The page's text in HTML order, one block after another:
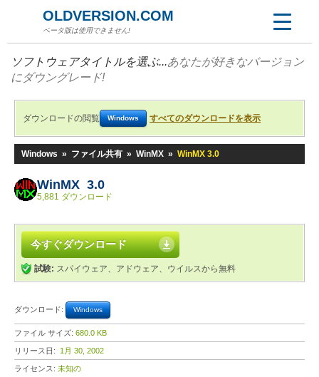
OLDVERSION.COM
ベータ版は使用できません!
ソフトウェアタイトルを選ぶ...あなたが好きなバージョン
にダウングレード!
ダウンロードの閲覧 Windows すべてのダウンロードを表示
Windows » ファイル共有 » WinMX » WinMX 3.0
WinMX 3.0
5,881 ダウンロード
今すぐダウンロード
試験: スパイウェア、アドウェア、ウイルスから無料
ダウンロード: Windows
ファイル サイズ: 680.0 KB
リリース日: 1月 30, 2002
ライセンス: 未知の